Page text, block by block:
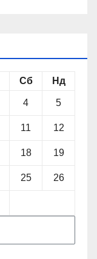
Сб Нд
4 5
11 12
18 19
25 26